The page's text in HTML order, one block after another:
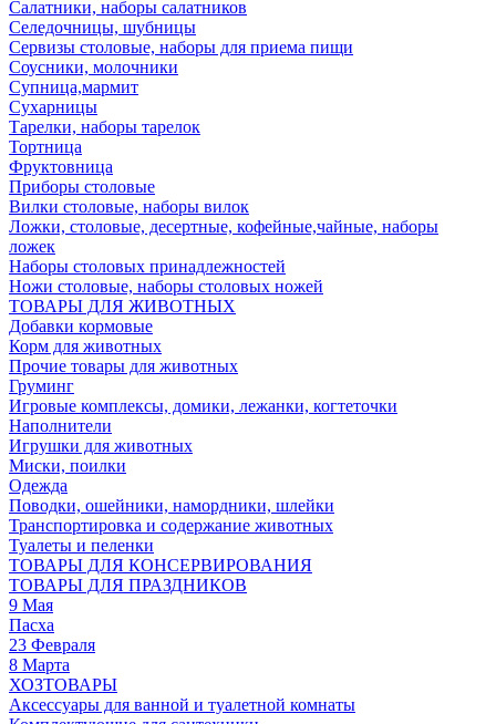
Салатники, наборы салатников
Селедочницы, шубницы
Сервизы столовые, наборы для приема пищи
Соусники, молочники
Супница,мармит
Сухарницы
Тарелки, наборы тарелок
Тортница
Фруктовница
Приборы столовые
Вилки столовые, наборы вилок
Ложки, столовые, десертные, кофейные,чайные, наборы
ложек
Наборы столовых принадлежностей
Ножи столовые, наборы столовых ножей
ТОВАРЫ ДЛЯ ЖИВОТНЫХ
Добавки кормовые
Корм для животных
Прочие товары для животных
Груминг
Игровые комплексы, домики, лежанки, когтеточки
Наполнители
Игрушки для животных
Миски, поилки
Одежда
Поводки, ошейники, намордники, шлейки
Транспортировка и содержание животных
Туалеты и пеленки
ТОВАРЫ ДЛЯ КОНСЕРВИРОВАНИЯ
ТОВАРЫ ДЛЯ ПРАЗДНИКОВ
9 Мая
Пасха
23 Февраля
8 Марта
ХОЗТОВАРЫ
Аксессуары для ванной и туалетной комнаты